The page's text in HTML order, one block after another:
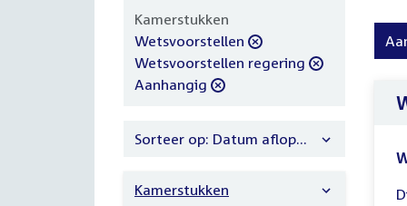
Verfijn
uw
resultaten
Kamerstukken
verwijder
filter
Wetsvoorstellen
verwijder
filter
Wetsvoorstellen regering
verwijder
Aanhangig
Sorteer op: Datum aflopend
Kamerstukken